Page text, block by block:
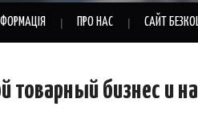
ПРО НАС САЙТ
товарный бизнес и